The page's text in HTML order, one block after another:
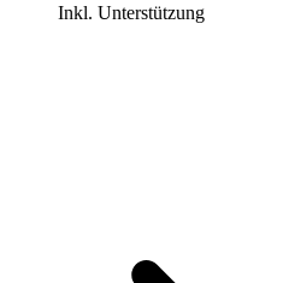
Inkl. Unterstützung